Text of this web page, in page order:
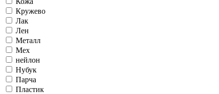
Кружево
Лак
Лен
Металл
Мех
нейлон
Нубук
Парча
Пластик